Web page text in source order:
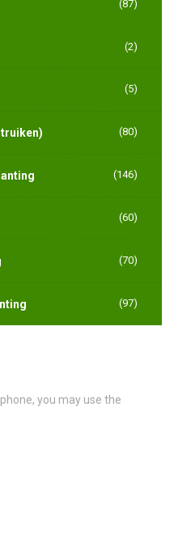
(87)
(2)
(5)
(80)
(146)
(60)
(70)
(97)
you may use the